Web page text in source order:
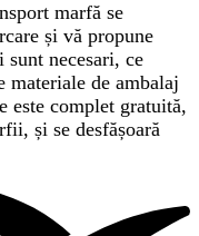
marfă se
și vă propune
necesari, ce
de ambalaj
este complet gratuită,
și se desfășoară